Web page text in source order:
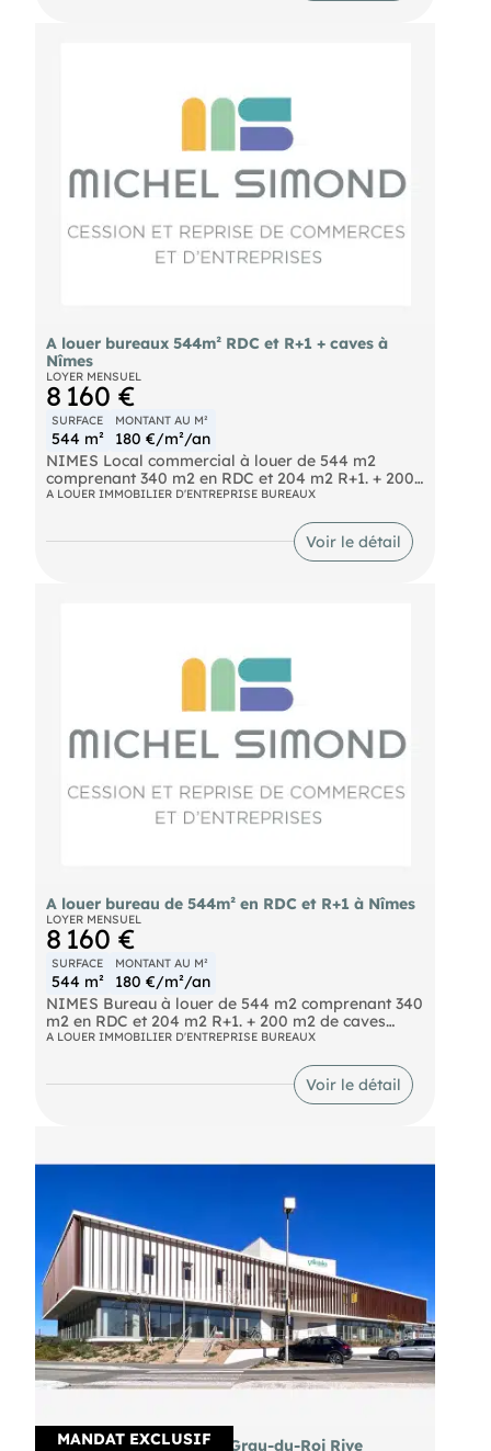
A louer bureaux 544m² RDC et R+1 + caves à
Nîmes
LOYER MENSUEL
8 160 €
SURFACE
544 m²
MONTANT AU M²
180 €/m²/an
NIMES Local commercial à louer de 544 m2
comprenant 340 m2 en RDC et 204 m2 R+1. + 200
m2 de caves utilisables pour stockage. Loyer :
A LOUER IMMOBILIER D'ENTREPRISE BUREAUX
Voir le détail
A louer bureau de 544m² en RDC et R+1 à Nîmes
LOYER MENSUEL
8 160 €
SURFACE
544 m²
MONTANT AU M²
180 €/m²/an
NIMES Bureau à louer de 544 m2 comprenant 340
m2 en RDC et 204 m2 R+1. + 200 m2 de caves
utilisables pour stockage. Loyer : 8.160 €/mois HT
A LOUER IMMOBILIER D'ENTREPRISE BUREAUX
Voir le détail
MANDAT EXCLUSIF
A louer bureau 36m² Le Grau-du-Roi Rive